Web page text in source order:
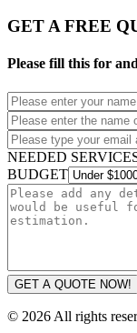
GET A FREE
Please fill this for
NEEDED
BUDGET
GET A QUOTE NOW!
© 2026 All rights